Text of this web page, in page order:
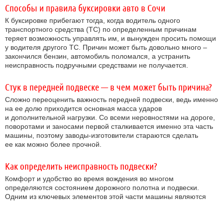
Способы и правила буксировки авто в Сочи
К буксировке прибегают тогда, когда водитель одного
транспортного средства (ТС) по определенным причинам
теряет возможность управлять им, и вынужден просить помощи
у водителя другого ТС. Причин может быть довольно много –
закончился бензин, автомобиль поломался, а устранить
неисправность подручными средствами не получается.
Стук в передней подвеске — в чем может быть причина?
Сложно переоценить важность передней подвески, ведь именно
на ее долю приходится основная масса ударов
и дополнительной нагрузки. Со всеми неровностями на дороге,
поворотами и заносами первой сталкивается именно эта часть
машины, поэтому заводы-изготовители стараются сделать
ее как можно более прочной.
Как определить неисправность подвески?
Комфорт и удобство во время вождения во многом
определяются состоянием дорожного полотна и подвески.
Одним из ключевых элементов этой части машины являются